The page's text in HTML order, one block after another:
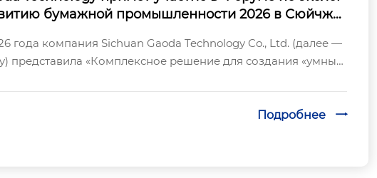
бумажной промышленности 2026 в Сюйчжо
заводов в бумажной промышленно
года компания Sichuan Gaoda Technology Co., Ltd. (далее —
представила «Комплексное решение для создания «умных»
Подробнее 